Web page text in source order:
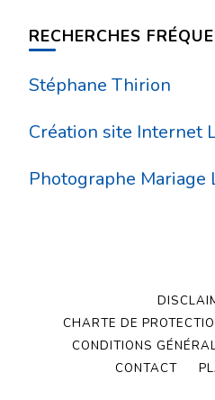
RECHERCHES
Stéphane Thirion
Création site Internet
Photographe Mariage
CHARTE DE
CONDITIONS
CONTACT